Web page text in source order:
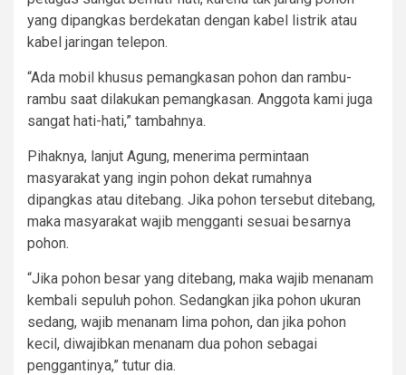
yang dipangkas berdekatan dengan kabel listrik atau
kabel jaringan telepon.
“Ada mobil khusus pemangkasan pohon dan rambu-
rambu saat dilakukan pemangkasan. Anggota kami juga
sangat hati-hati,” tambahnya.
Pihaknya, lanjut Agung, menerima permintaan
masyarakat yang ingin pohon dekat rumahnya
dipangkas atau ditebang. Jika pohon tersebut ditebang,
maka masyarakat wajib mengganti sesuai besarnya
pohon.
“Jika pohon besar yang ditebang, maka wajib menanam
kembali sepuluh pohon. Sedangkan jika pohon ukuran
sedang, wajib menanam lima pohon, dan jika pohon
kecil, diwajibkan menanam dua pohon sebagai
penggantinya,” tutur dia.